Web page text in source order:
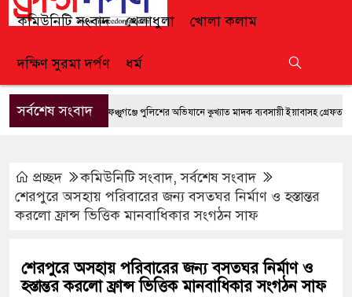
কমিউনিটি সংবাদ খেলাধুলা খোলা কলাম
দক্ষিণ সুরমা দর্পণ ধর্ম
সর্বশেষ সংবাদফেঞ্চুগঞ্জে পুলিশের অভিযানে কুখ্যাত মাদক ব্যবসায়ী ইয়াবাসহ গ্রেফতার
প্রচ্ছদ কমিউনিটি সংবাদ,সর্বশেষ সংবাদ
শেরপুরে অসহায় পরিবারের জন্য বসতঘর নির্মাণ ও হস্তান্তর
করলো ফ্রান্স ভিত্তিক মানবাধিকার সংগঠন সাফ
শেরপুরে অসহায় পরিবারের জন্য বসতঘর নির্মাণ ও
হস্তান্তর করলো ফ্রান্স ভিত্তিক মানবাধিকার সংগঠন সাফ